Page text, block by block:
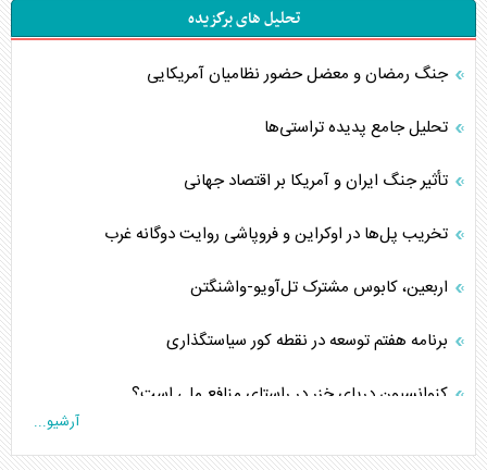
تحلیل های برگزیده
جنگ رمضان و معضل حضور نظامیان آمریکایی
تحلیل جامع پدیده تراستی‌ها
تأثیر جنگ ایران و آمریکا بر اقتصاد جهانی
تخریب پل‌ها در اوکراین و فروپاشی روایت دوگانه غرب
اربعین، کابوس مشترک تل‌آویو-واشنگتن
برنامه هفتم توسعه در نقطه کور سیاستگذاری
کنوانسیون دریای خزر در راستای منافع ملی است؟
اوکراین بازوی مخرب آمریکا در غرب آسیا
آرشیو...